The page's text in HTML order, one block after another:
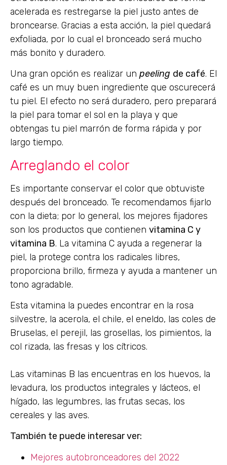
acelerada es restregarse la piel justo antes de
broncearse. Gracias a esta acción, la piel quedará
exfoliada, por lo cual el bronceado será mucho
más bonito y duradero.
Una gran opción es realizar un peeling de café. El
café es un muy buen ingrediente que oscurecerá
tu piel. El efecto no será duradero, pero preparará
la piel para tomar el sol en la playa y que
obtengas tu piel marrón de forma rápida y por
largo tiempo.
Arreglando el color
Es importante conservar el color que obtuviste
después del bronceado. Te recomendamos fijarlo
con la dieta; por lo general, los mejores fijadores
son los productos que contienen vitamina C y
vitamina B. La vitamina C ayuda a regenerar la
piel, la protege contra los radicales libres,
proporciona brillo, firmeza y ayuda a mantener un
tono agradable.
Esta vitamina la puedes encontrar en la rosa
silvestre, la acerola, el chile, el eneldo, las coles de
Bruselas, el perejil, las grosellas, los pimientos, la
col rizada, las fresas y los cítricos.
Las vitaminas B las encuentras en los huevos, la
levadura, los productos integrales y lácteos, el
hígado, las legumbres, las frutas secas, los
cereales y las aves.
También te puede interesar ver:
Mejores autobronceadores del 2022